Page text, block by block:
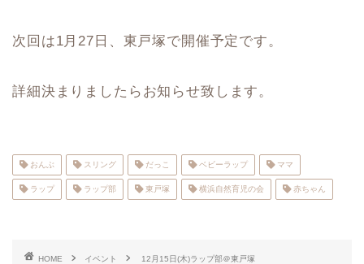
次回は1月27日、東戸塚で開催予定です。
詳細決まりましたらお知らせ致します。
おんぶ スリング だっこ ベビーラップ ママ
ラップ ラップ部 東戸塚 横浜自然育児の会 赤ちゃん
HOME イベント 12月15日(木)ラップ部＠東戸塚